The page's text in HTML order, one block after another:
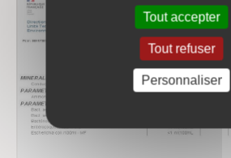
Tout accepter
Tout refuser
Personnaliser